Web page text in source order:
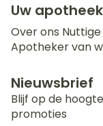
Uw apotheek
Over ons Nuttige
Apotheker van
Nieuwsbrief
Blijf op de
promoties